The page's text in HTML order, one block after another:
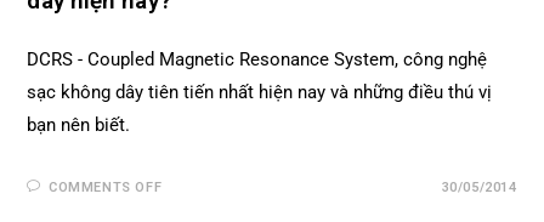
DCRS - Coupled Magnetic Resonance System, công nghệ
sạc không dây tiên tiến nhất hiện nay và những điều thú vị
bạn nên biết.
COMMENTS OFF 30/05/2014